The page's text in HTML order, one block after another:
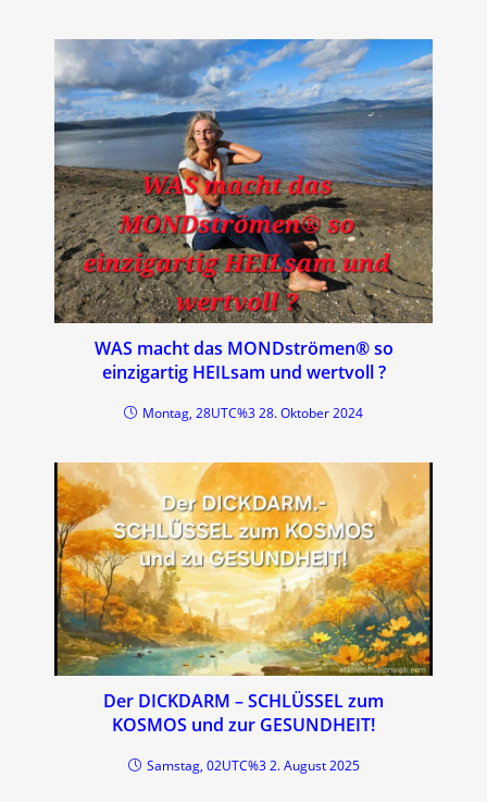
WAS macht das MONDströmen® so
einzigartig HEILsam und wertvoll ?
Montag, 28UTC%3 28. Oktober 2024
Der DICKDARM – SCHLÜSSEL zum
KOSMOS und zur GESUNDHEIT!
Samstag, 02UTC%3 2. August 2025